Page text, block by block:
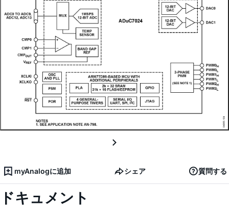
myAnalogに追加 シェア 質問する
ドキュメント